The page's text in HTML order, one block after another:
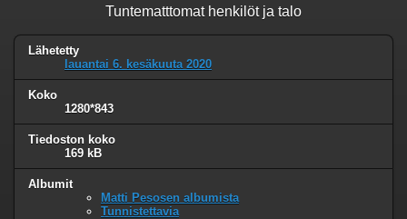
Tuntematttomat henkilöt ja talo
Lähetetty
lauantai 6. kesäkuuta 2020
Koko
1280*843
Tiedoston koko
169 kB
Albumit
Matti Pesosen albumista
Tunnistettavia